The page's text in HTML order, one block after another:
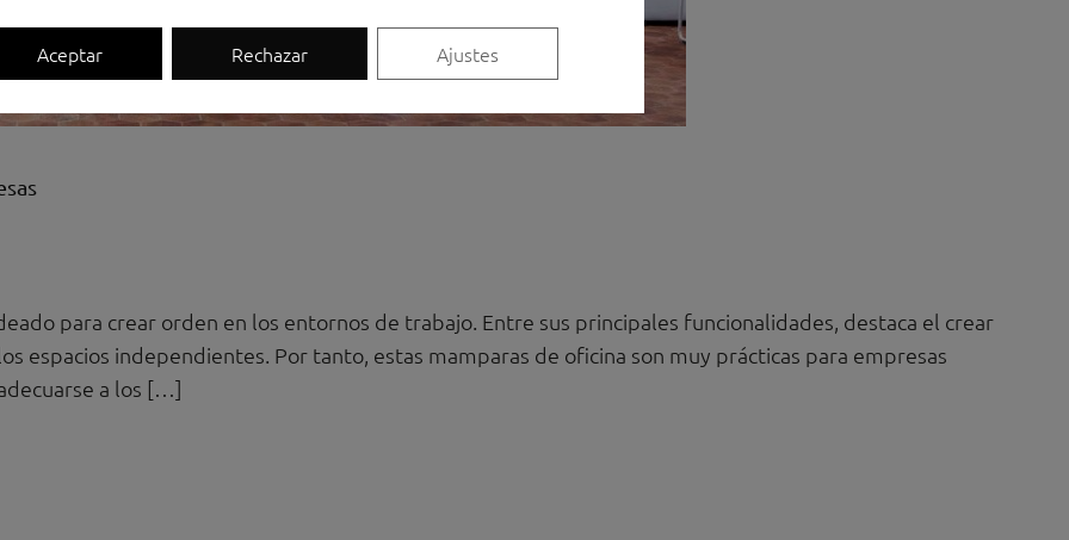
para crear orden en los entornos de trabajo. Entre sus principales funcionalidades, destaca el crear
espacios independientes. Por tanto, estas mamparas de oficina son muy prácticas para empresas
a los […]
Aceptar Rechazar Ajustes